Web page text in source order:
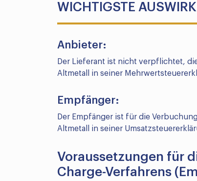
WICHTIGSTE
Anbieter:
Der Lieferant ist nicht verpflichtet,
Altmetall in seiner
Empfänger:
Der Empfänger ist für die
Altmetall in seiner
Voraussetzungen für
Charge-Verfahrens